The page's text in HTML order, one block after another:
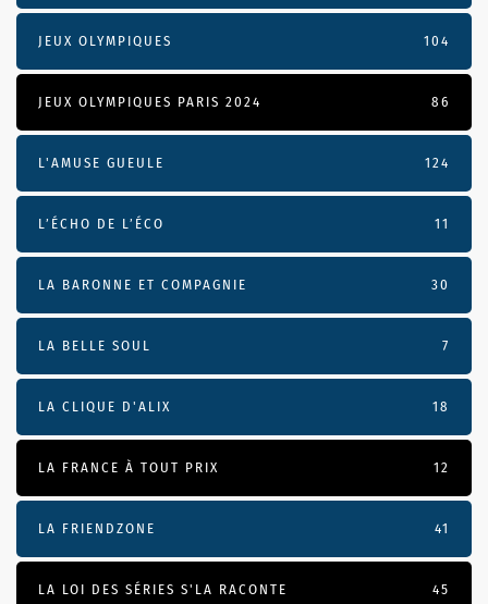
JEUX OLYMPIQUES 104
JEUX OLYMPIQUES PARIS 2024 86
L'AMUSE GUEULE 124
L’ÉCHO DE L’ÉCO 11
LA BARONNE ET COMPAGNIE 30
LA BELLE SOUL 7
LA CLIQUE D'ALIX 18
LA FRANCE À TOUT PRIX 12
LA FRIENDZONE 41
LA LOI DES SÉRIES S'LA RACONTE 45